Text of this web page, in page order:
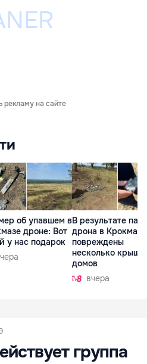
рекламу на сайте
об упавшем в
дроне: Вот
у нас подарок
В результате
дрона в Крокмазе
повреждены
несколько крыш
домов
вчера
группа